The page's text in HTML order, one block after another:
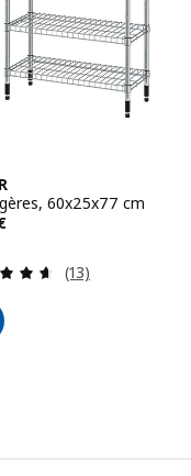
Nombre total de
de pin, 85x55 cm
60x25x77 cm
24€
Révision: 4.6
(13)